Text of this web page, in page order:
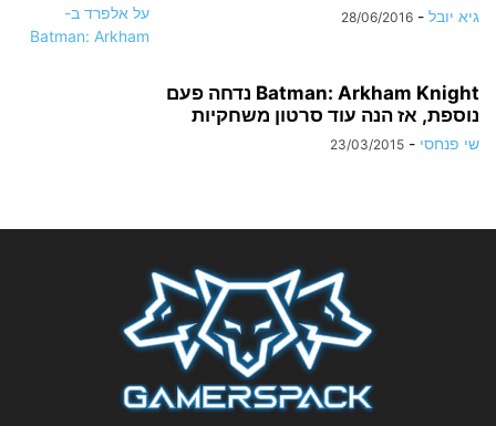
גיא יובל -
28/06/2016
Batman: Arkham Knight נדחה פעם
נוספת, אז הנה עוד סרטון משחקיות
שי פנחסי -
23/03/2015